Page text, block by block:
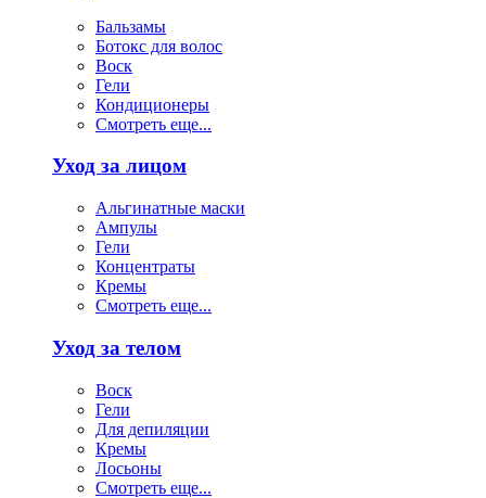
Бальзамы
Ботокс для волос
Воск
Гели
Кондиционеры
Смотреть еще...
Уход за лицом
Альгинатные маски
Ампулы
Гели
Концентраты
Кремы
Смотреть еще...
Уход за телом
Воск
Гели
Для депиляции
Кремы
Лосьоны
Смотреть еще...